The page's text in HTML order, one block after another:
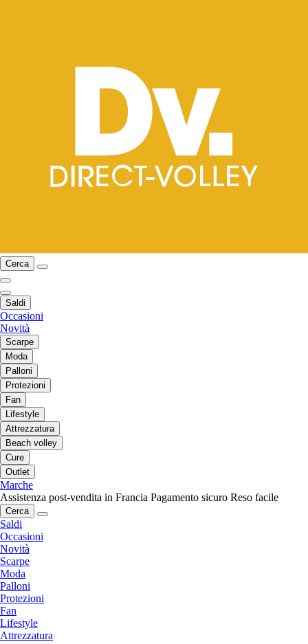
Cerca
Saldi
Occasioni
Novità
Scarpe
Moda
Palloni
Protezioni
Fan
Lifestyle
Attrezzatura
Beach volley
Cure
Outlet
Marche
Assistenza post-vendita in Francia Pagamento sicuro Reso facile
Cerca
Saldi
Occasioni
Novità
Scarpe
Moda
Palloni
Protezioni
Fan
Lifestyle
Attrezzatura